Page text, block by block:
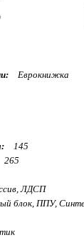
Еврокнижка
145
265
ЛДСП
блок, ППУ,